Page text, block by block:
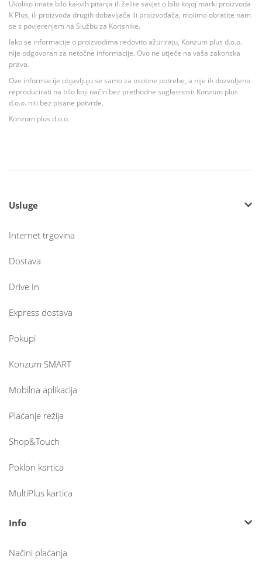
Ukoliko imate bilo kakvih pitanja ili želite savjet o bilo kojoj marki proizvoda
K Plus, ili proizvoda drugih dobavljača ili proizvođača, molimo obratite nam
se s povjerenjem na Službu za Korisnike.
Iako se informacije o proizvodima redovito ažuriraju, Konzum plus d.o.o.
nije odgovoran za netočne informacije. Ovo ne utječe na vaša zakonska
prava.
Ove informacije objavljuju se samo za osobne potrebe, a nije ih dozvoljeno
reproducirati na bilo koji način bez prethodne suglasnosti Konzum plus
d.o.o. niti bez pisane potvrde.
Konzum plus d.o.o.
Usluge
Internet trgovina
Dostava
Drive In
Express dostava
Pokupi
Konzum SMART
Mobilna aplikacija
Plaćanje režija
Shop&Touch
Poklon kartica
MultiPlus kartica
Info
Načini plaćanja